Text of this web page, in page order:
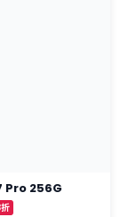
Pro 256G